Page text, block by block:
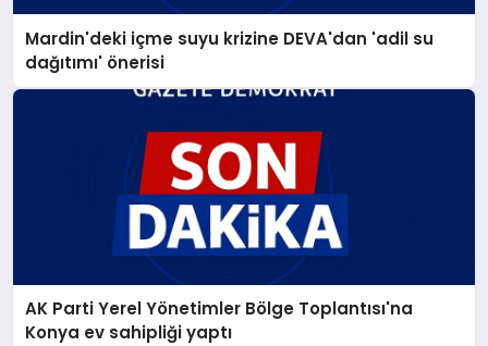
Mardin'deki içme suyu krizine DEVA'dan 'adil su
dağıtımı' önerisi
AK Parti Yerel Yönetimler Bölge Toplantısı'na
Konya ev sahipliği yaptı